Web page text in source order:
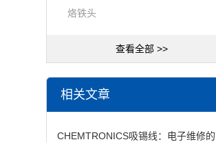
烙铁头
查看全部 >>
相关文章
CHEMTRONICS吸锡线：电子维修的核心利器与多元应用场景